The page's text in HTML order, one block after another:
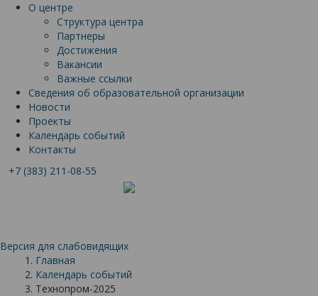
О центре
Структура центра
Партнеры
Достижения
Вакансии
Важные ссылки
Сведения об образовательной организации
Новости
Проекты
Календарь событий
Контакты
+7 (383) 211-08-55
Версия для слабовидящих
Главная
Календарь событий
Технопром-2025